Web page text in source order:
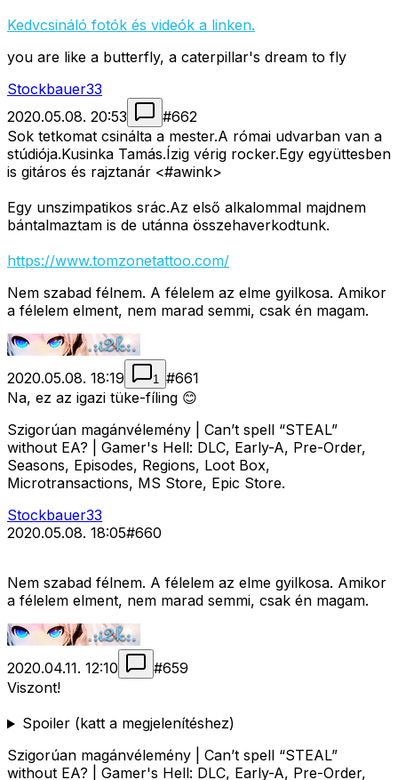
Kedvcsináló fotók és videók a linken.
you are like a butterfly, a caterpillar's dream to fly
Stockbauer33
2020.05.08. 20:53
#662
Sok tetkomat csinálta a mester.A római udvarban van a
stúdiója.Kusinka Tamás.Ízig vérig rocker.Egy együttesben
is gitáros és rajztanár <#awink>
Egy unszimpatikos srác.Az első alkalommal majdnem
bántalmaztam is de utánna összehaverkodtunk.
https://www.tomzonetattoo.com/
Nem szabad félnem. A félelem az elme gyilkosa. Amikor
a félelem elment, nem marad semmi, csak én magam.
2020.05.08. 18:19 1 #661
Na, ez az igazi tüke-fíling 😊
Szigorúan magánvélemény | Can’t spell “STEAL”
without EA? | Gamer's Hell: DLC, Early-A, Pre-Order,
Seasons, Episodes, Regions, Loot Box,
Microtransactions, MS Store, Epic Store.
Stockbauer33
2020.05.08. 18:05#660
Nem szabad félnem. A félelem az elme gyilkosa. Amikor
a félelem elment, nem marad semmi, csak én magam.
2020.04.11. 12:10 #659
Viszont!
Spoiler (katt a megjelenítéshez)
Szigorúan magánvélemény | Can’t spell “STEAL”
without EA? | Gamer's Hell: DLC, Early-A, Pre-Order,